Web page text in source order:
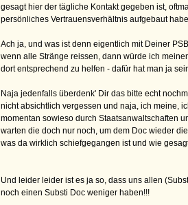
gesagt hier der tägliche Kontakt gegeben ist,
persönliches Vertrauensverhältnis aufgebaut
Ach ja, und was ist denn eigentlich mit Deiner
wenn alle Stränge reissen, dann würde ich
dort entsprechend zu helfen - dafür hat man ja
Naja jedenfalls überdenk' Dir das bitte echt
nicht absichtlich vergessen und naja, ich meine,
momentan sowieso durch Staatsanwaltschaften
warten die doch nur noch, um dem Doc wieder
was da wirklich schiefgegangen ist und wie
Und leider leider ist es ja so, dass uns allen
noch einen Substi Doc weniger haben!!!